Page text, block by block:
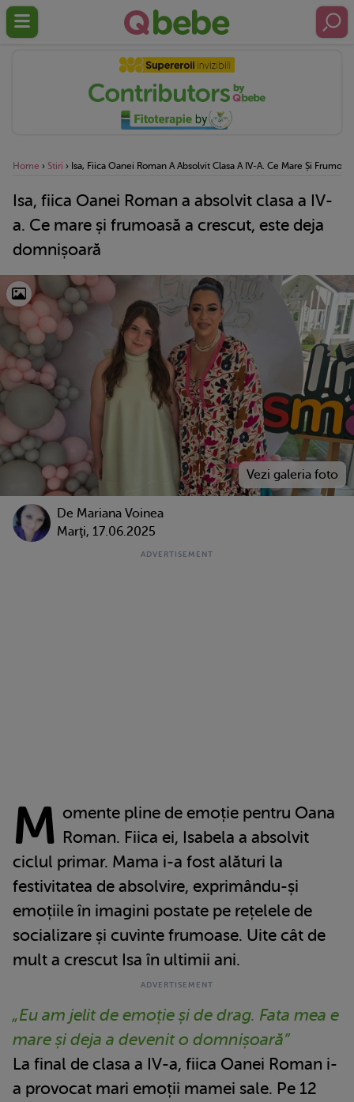
Home › Stiri › Isa, Fiica Oanei Roman A Absolvit Clasa A IV-A. Ce Mare Și
Isa, fiica Oanei Roman a absolvit clasa a IV-
a. Ce mare și frumoasă a crescut, este deja
domnișoară
De Mariana Voinea
Marţi, 17.06.2025
M omente pline de emoție pentru Oana
Roman. Fiica ei, Isabela a absolvit
ciclul primar. Mama i-a fost alături la
festivitatea de absolvire, exprimându-și
emoțiile în imagini postate pe rețelele de
socializare și cuvinte frumoase. Uite cât de
mult a crescut Isa în ultimii ani.
„Eu am jelit de emoție și de drag. Fata mea e
mare și deja a devenit o domnișoară”
La final de clasa a IV-a, fiica Oanei Roman i-
a provocat mari emoții mamei sale. Pe 12